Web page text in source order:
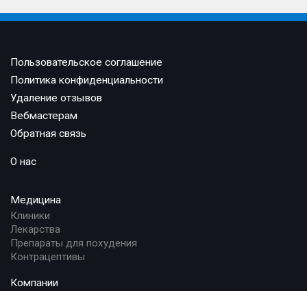
Пользовательское соглашение
Политика конфиденциальности
Удаление отзывов
Вебмастерам
Обратная связь
О нас
Медицина
Клиники
Лекарства
Препараты для похудения
Контрацептивы
Компании